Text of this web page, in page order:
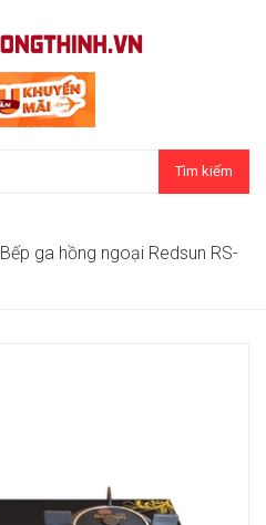
Tìm kiếm
Bếp ga hồng ngoại Redsun RS-